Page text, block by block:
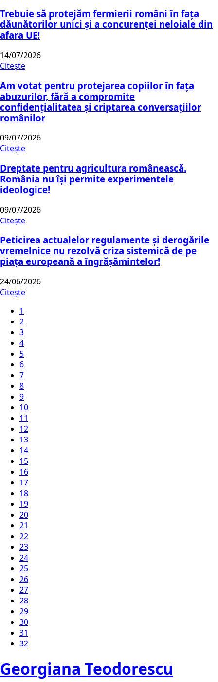
Trebuie să protejăm fermierii români în fața
dăunătorilor unici și a concurenței neloiale din
afara UE!
14/07/2026
Citește
Am votat pentru protejarea copiilor în fața
abuzurilor, fără a compromite
confidențialitatea și criptarea conversațiilor
românilor
09/07/2026
Citește
Dreptate pentru agricultura românească.
România nu își permite experimentele
ideologice!
09/07/2026
Citește
Peticirea actualelor regulamente și derogările
vremelnice nu rezolvă criza sistemică de pe
piața europeană a îngrășămintelor!
24/06/2026
Citește
1
2
3
4
5
6
7
8
9
10
11
12
13
14
15
16
17
18
19
20
21
22
23
24
25
26
27
28
29
30
31
32
Georgiana Teodorescu